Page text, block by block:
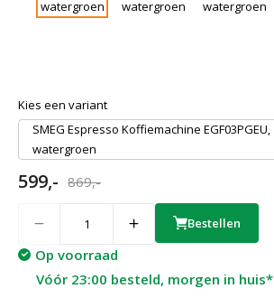
Kies een variant
SMEG Espresso Koffiemachine EGF03PGEU,
watergroen
599,- 869,-
Bestellen
Op voorraad
Vóór 23:00 besteld, morgen in huis*